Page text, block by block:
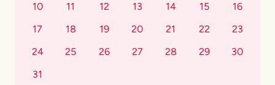
10
11 12 13 14 15
16
17
18 19 20 21 22
23
24
25 26 27 28 29
30
31